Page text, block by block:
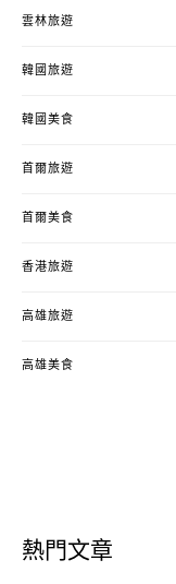
雲林旅遊
韓國旅遊
韓國美食
首爾旅遊
首爾美食
香港旅遊
高雄旅遊
高雄美食
熱門文章